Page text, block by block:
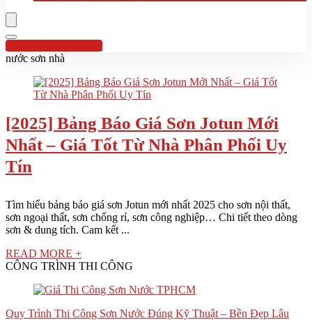
Hotline:0961 894 472
nước sơn nhà
[2025] Bảng Báo Giá Sơn Jotun Mới
Nhất – Giá Tốt Từ Nhà Phân Phối Uy
Tín
Tìm hiểu bảng báo giá sơn Jotun mới nhất 2025 cho sơn nội thất,
sơn ngoại thất, sơn chống rỉ, sơn công nghiệp… Chi tiết theo dòng
sơn & dung tích. Cam kết ...
READ MORE +
CÔNG TRÌNH THI CÔNG
Quy Trình Thi Công Sơn Nước Đúng Kỹ Thuật – Bền Đẹp Lâu